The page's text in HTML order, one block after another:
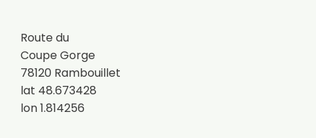
Route du
Coupe Gorge
78120 Rambouillet
lat 48.673428
lon 1.814256